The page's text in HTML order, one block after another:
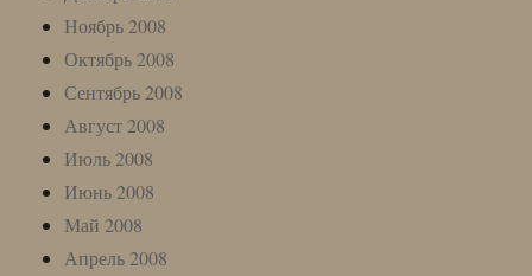
Ноябрь 2008
Октябрь 2008
Сентябрь 2008
Август 2008
Июль 2008
Июнь 2008
Май 2008
Апрель 2008